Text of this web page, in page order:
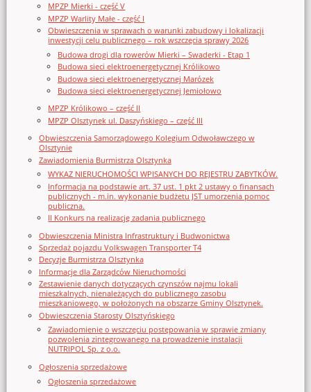
MPZP Mierki - część V
MPZP Warlity Małe - część I
Obwieszczenia w sprawach o warunki zabudowy i lokalizacji
inwestycji celu publicznego – rok wszczęcia sprawy 2026
Budowa drogi dla rowerów Mierki – Swaderki - Etap 1
Budowa sieci elektroenergetycznej Królikowo
Budowa sieci elektroenergetycznej Marózek
Budowa sieci elektroenergetycznej Jemiołowo
MPZP Królikowo – część II
MPZP Olsztynek ul. Daszyńskiego – część III
Obwieszczenia Samorządowego Kolegium Odwoławczego w
Olsztynie
Zawiadomienia Burmistrza Olsztynka
WYKAZ NIERUCHOMOŚCI WPISANYCH DO REJESTRU ZABYTKÓW.
Informacja na podstawie art. 37 ust. 1 pkt 2 ustawy o finansach
publicznych - m.in. wykonanie budżetu JST umorzenia pomoc
publiczna.
II Konkurs na realizację zadania publicznego
Obwieszczenia Ministra Infrastruktury i Budwonictwa
Sprzedaż pojazdu Volkswagen Transporter T4
Decyzje Burmistrza Olsztynka
Informacje dla Zarządców Nieruchomości
Zestawienie danych dotyczących czynszów najmu lokali
mieszkalnych, nienależących do publicznego zasobu
mieszkaniowego, w położonych na obszarze Gminy Olsztynek.
Obwieszczenia Starosty Olsztyńskiego
Zawiadomienie o wszczęciu postępowania w sprawie zmiany
pozwolenia zintegrowanego na prowadzenie instalacji
NUTRIPOL Sp. z o.o.
Ogłoszenia sprzedażowe
Ogłoszenia sprzedażowe